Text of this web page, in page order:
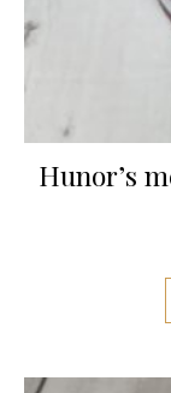
Hunor’s